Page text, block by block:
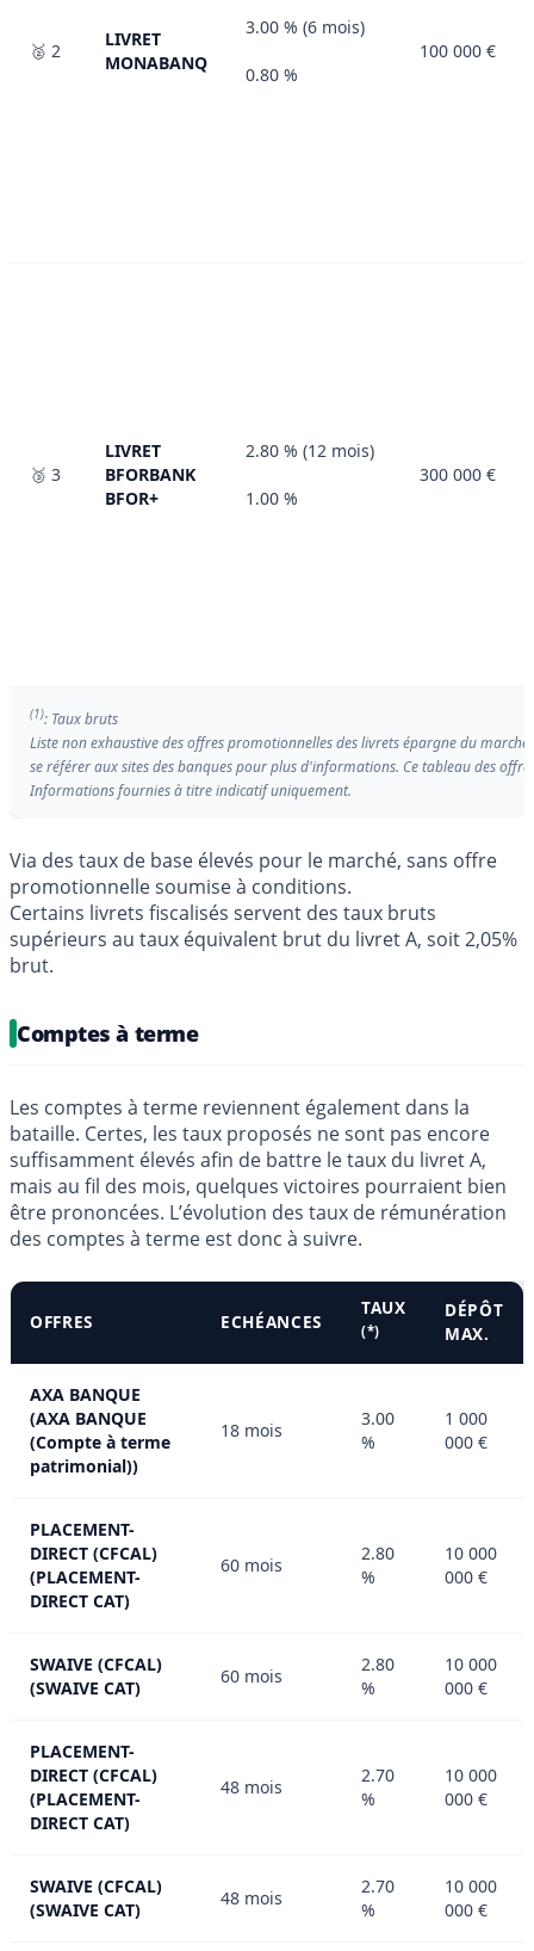
🥈 2
LIVRET
MONABANQ
3.00 % (6 mois)
0.80 %
100 000 €
🥉 3
LIVRET
BFORBANK
BFOR+
2.80 % (12 mois)
1.00 %
300 000 €
(1): Taux bruts
Liste non exhaustive des offres promotionnelles des livrets épargne du
se référer aux sites des banques pour plus d'informations. Ce tableau des
Informations fournies à titre indicatif uniquement.
Via des taux de base élevés pour le marché, sans offre
promotionnelle soumise à conditions.
Certains livrets fiscalisés servent des taux bruts
supérieurs au taux équivalent brut du livret A, soit 2,05%
brut.
Comptes à terme
Les comptes à terme reviennent également dans la
bataille. Certes, les taux proposés ne sont pas encore
suffisamment élevés afin de battre le taux du livret A,
mais au fil des mois, quelques victoires pourraient bien
être prononcées. L’évolution des taux de rémunération
des comptes à terme est donc à suivre.
OFFRES ECHÉANCES
TAUX
(*)
DÉPÔT
MAX.
AXA BANQUE
(AXA BANQUE
(Compte à terme
patrimonial))
18 mois
3.00
%
1 000
000 €
PLACEMENT-
DIRECT (CFCAL)
(PLACEMENT-
DIRECT CAT)
60 mois
2.80
%
10 000
000 €
SWAIVE (CFCAL)
(SWAIVE CAT)
60 mois
2.80
%
10 000
000 €
PLACEMENT-
DIRECT (CFCAL)
(PLACEMENT-
DIRECT CAT)
48 mois
2.70
%
10 000
000 €
SWAIVE (CFCAL)
(SWAIVE CAT)
48 mois
2.70
%
10 000
000 €